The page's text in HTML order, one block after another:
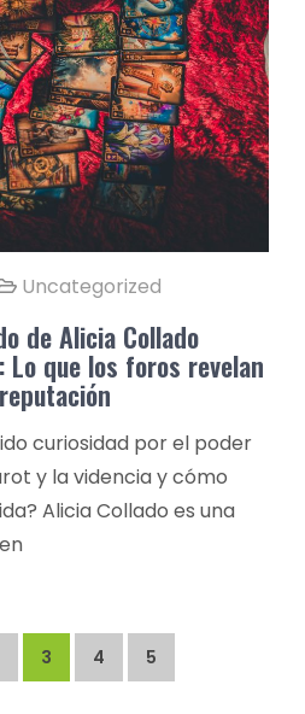
Uncategorized
de Alicia Collado
que los foros revelan
curiosidad por el poder
y la videncia y cómo
Alicia Collado es una
3 4
5